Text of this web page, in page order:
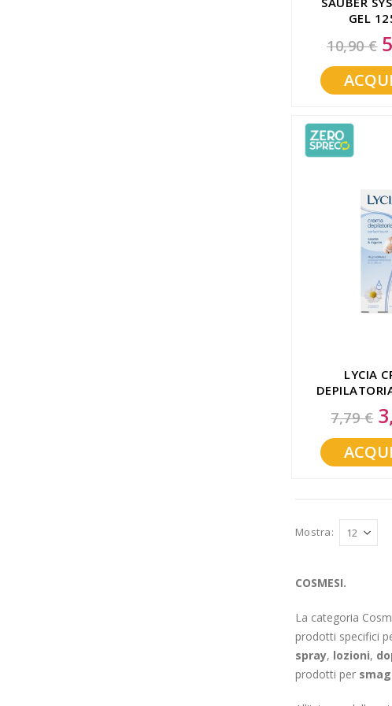
GEL
10,90 €
LYCIA
7,79 €
Mostra
COSMESI.
La categoria
prodotti specifici
spray, lozioni,
prodotti per